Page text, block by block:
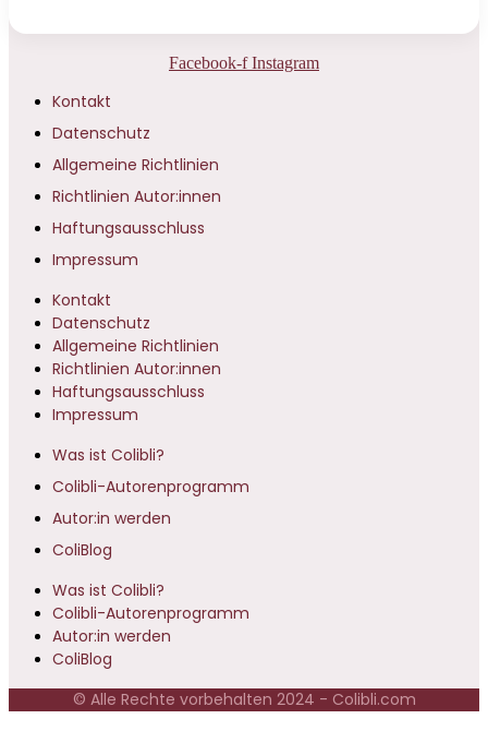
Facebook-f Instagram
Kontakt
Datenschutz
Allgemeine Richtlinien
Richtlinien Autor:innen
Haftungsausschluss
Impressum
Kontakt
Datenschutz
Allgemeine Richtlinien
Richtlinien Autor:innen
Haftungsausschluss
Impressum
Was ist Colibli?
Colibli-Autorenprogramm
Autor:in werden
ColiBlog
Was ist Colibli?
Colibli-Autorenprogramm
Autor:in werden
ColiBlog
© Alle Rechte vorbehalten 2024 - Colibli.com